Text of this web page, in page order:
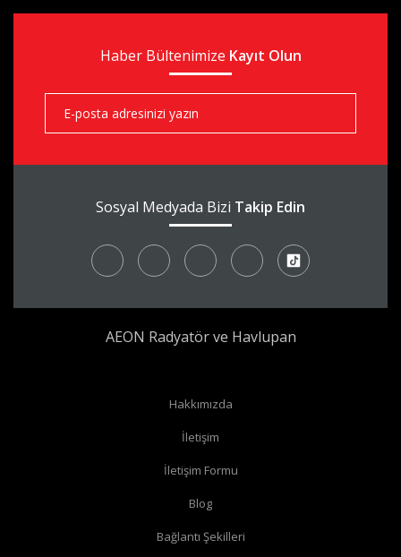
Haber Bültenimize Kayıt Olun
Sosyal Medyada Bizi Takip Edin
AEON Radyatör ve Havlupan
Hakkımızda
İletişim
İletişim Formu
Blog
Bağlantı Şekilleri